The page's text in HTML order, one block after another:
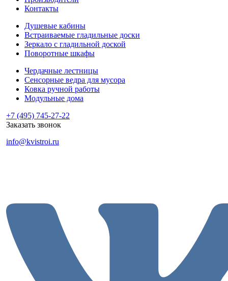
Контакты
Душевые кабины
Встраиваемые гладильные доски
Зеркало с гладильной доской
Поворотные шкафы
Чердачные лестницы
Сенсорные ведра для мусора
Ковка ручной работы
Модульные дома
+7 (495) 745-27-22
Заказать звонок
info@kvistroi.ru